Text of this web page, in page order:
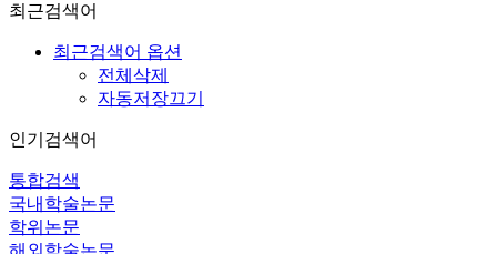
최근검색어
최근검색어 옵션
전체삭제
자동저장끄기
인기검색어
통합검색
국내학술논문
학위논문
해외학술논문